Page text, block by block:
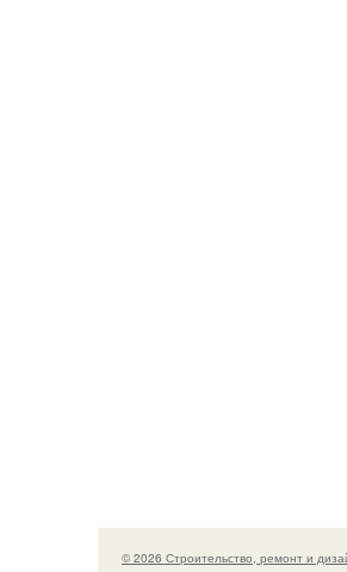
© 2026 Строительство, ремонт и